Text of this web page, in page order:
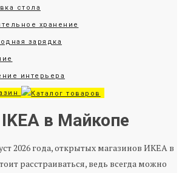
стола
хранение
зарядка
интерьера
в Майкопе
2026 года, открытых магазинов ИКЕА в
расстраиваться, ведь всегда можно